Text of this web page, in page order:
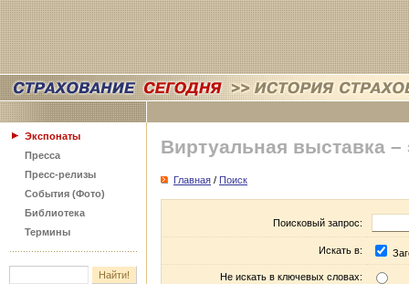
Экспонаты
Пресса
Пресс-релизы
События (Фото)
Библиотека
Термины
Виртуальная выставка –
Главная / Поиск
Поисковый запрос:
Искать в:
Не искать в ключевых словах: